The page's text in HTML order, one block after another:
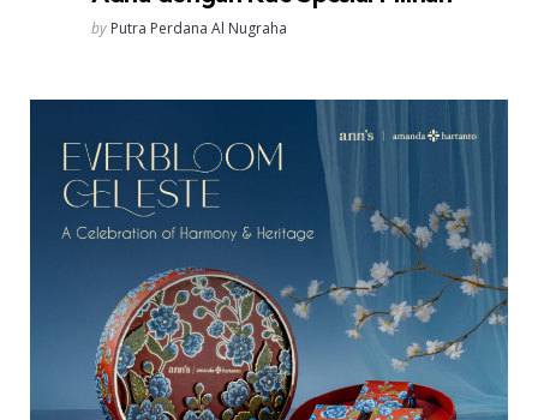
Posted
by Putra Perdana Al Nugraha